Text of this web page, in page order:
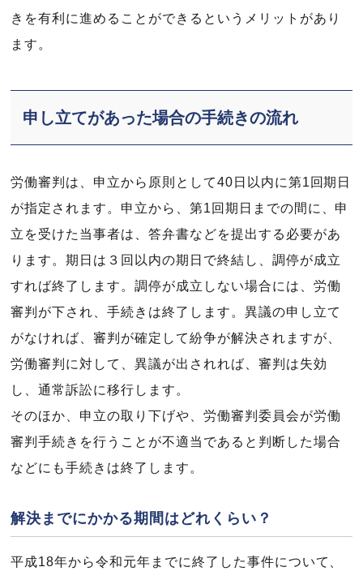
きを有利に進めることができるというメリットがあり
ます。
申し立てがあった場合の手続きの流れ
労働審判は、申立から原則として40日以内に第1回期日
が指定されます。申立から、第1回期日までの間に、申
立を受けた当事者は、答弁書などを提出する必要があ
ります。期日は３回以内の期日で終結し、調停が成立
すれば終了します。調停が成立しない場合には、労働
審判が下され、手続きは終了します。異議の申し立て
がなければ、審判が確定して紛争が解決されますが、
労働審判に対して、異議が出されれば、審判は失効
し、通常訴訟に移行します。
そのほか、申立の取り下げや、労働審判委員会が労働
審判手続きを行うことが不適当であると判断した場合
などにも手続きは終了します。
解決までにかかる期間はどれくらい？
平成18年から令和元年までに終了した事件について、